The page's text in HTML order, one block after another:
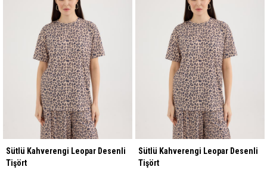
Sütlü Kahverengi Leopar Desenli
Tişört
Sütlü Kahverengi Leopar Desenli
Tişört